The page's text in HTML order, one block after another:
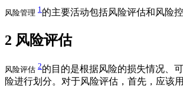
风险管理 1 的主要活动包括风险评估和风险控
2 风险评估
风险评估 2的目的是根据风险的损失情况、
险进行划分。对于风险评估，首先，应该